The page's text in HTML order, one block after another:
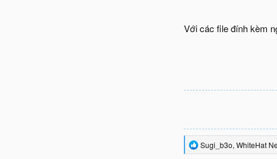
Với các file đính kèm
R
e
Sugi_b3o, WhiteHat